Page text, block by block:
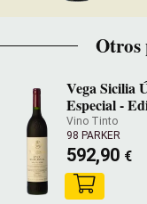
Otros
Vega Sicilia
Especial -
Vino Tinto
98 PARKER
592,90 €